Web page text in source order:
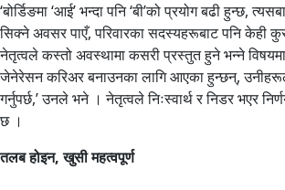
‘बोर्डिङमा ‘आई’ भन्दा पनि ‘बी’को प्रयोग बढी हुन्छ,
सिक्ने अवसर पाएँ, परिवारका सदस्यहरूबाट पनि केही
नेतृत्वले कस्तो अवस्थामा कसरी प्रस्तुत हुने भन्ने
जेनेरेसन करिअर बनाउनका लागि आएका हुन्छन्,
गर्नुपर्छ,’ उनले भने । नेतृत्वले निःस्वार्थ र निडर भएर
छ ।
तलब होइन, खुसी महत्वपूर्ण